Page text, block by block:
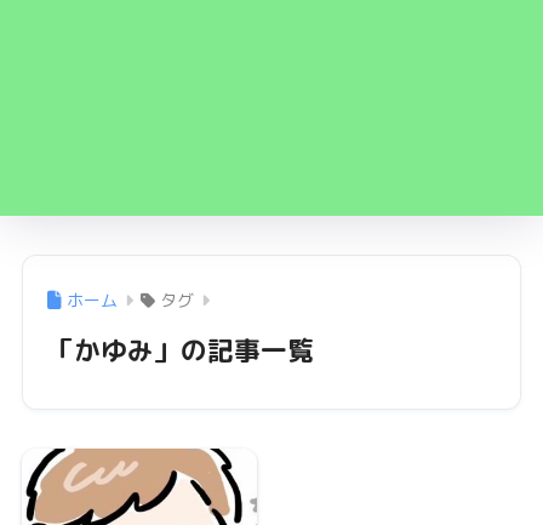
ホーム タグ
「かゆみ」の記事一覧